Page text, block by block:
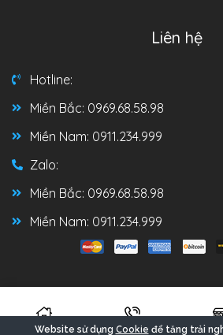
Liên hệ
Hotline:
Miền Bắc: 0969.68.58.98
Miền Nam: 0911.234.999
Zalo:
Miền Bắc: 0969.68.58.98
Miền Nam: 0911.234.999
Thiết kế và đồng hành:
Website sử dụng Cookie để tăng trải